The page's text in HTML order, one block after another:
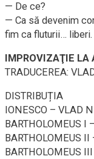
— De ce?
— Ca să devenim
fim ca fluturii… liberi.
IMPROVIZAŢIE LA
TRADUCEREA:
DISTRIBUȚIA
IONESCO – VLAD
BARTHOLOMEUS I
BARTHOLOMEUS
BARTHOLOMEUS